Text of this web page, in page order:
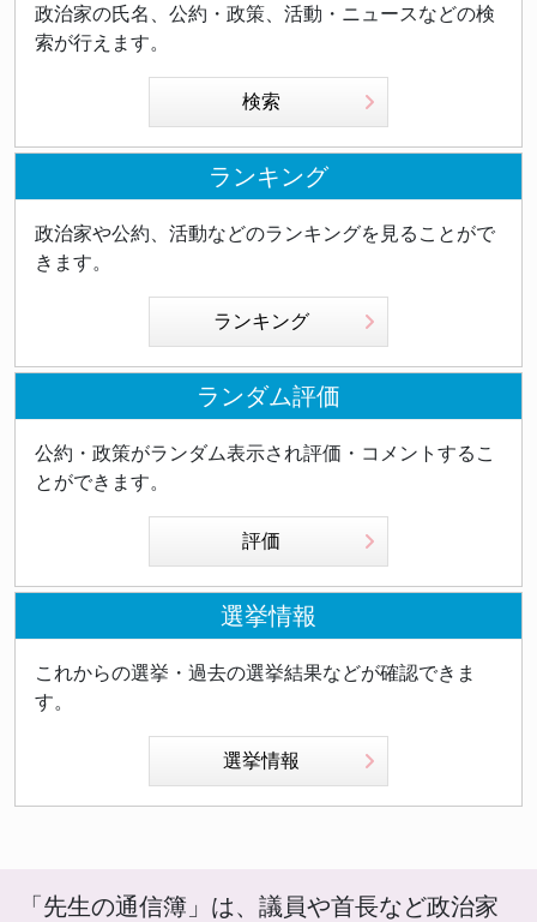
政治家の氏名、公約・政策、活動・ニュースなどの検
索が行えます。
検索
ランキング
政治家や公約、活動などのランキングを見ることがで
きます。
ランキング
ランダム評価
公約・政策がランダム表示され評価・コメントするこ
とができます。
評価
選挙情報
これからの選挙・過去の選挙結果などが確認できま
す。
選挙情報
「先生の通信簿」は、議員や首長など政治家